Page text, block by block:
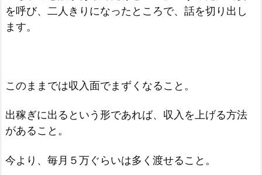
を呼び、二人きりになったところで、話を切り出し
ます。
このままでは収入面でまずくなること。
出稼ぎに出るという形であれば、収入を上げる方法
があること。
今より、毎月５万ぐらいは多く渡せること。